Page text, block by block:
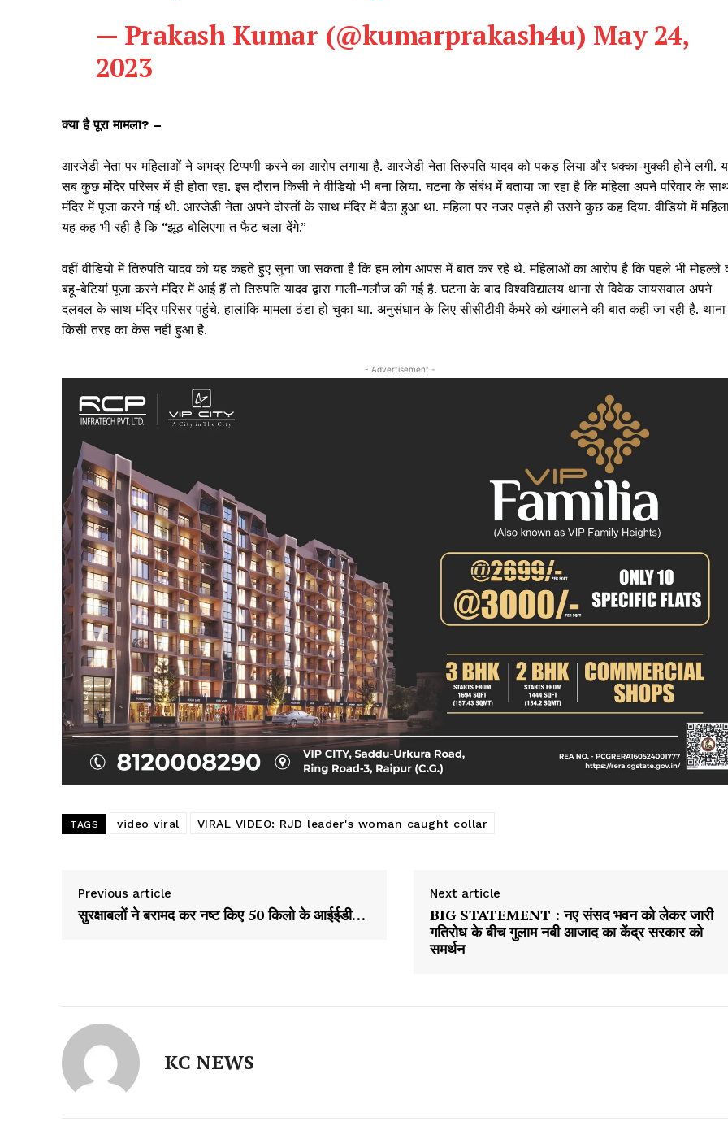
SUBSCRIBE NOW
क्राइम
— Prakash Kumar (@kumarprakash4u) May 24,
2023
क्या है पूरा मामला? –
आरजेडी नेता पर महिलाओं ने अभद्र टिप्पणी करने का आरोप लगाया है. आरजेडी नेता तिरुपति यादव को पकड़ लिया और धक्का-मुक्की होने लगी.
सब कुछ मंदिर परिसर में ही होता रहा. इस दौरान किसी ने वीडियो भी बना लिया. घटना के संबंध में बताया जा रहा है कि महिला अपने परिवार के
मंदिर में पूजा करने गई थी. आरजेडी नेता अपने दोस्तों के साथ मंदिर में बैठा हुआ था. महिला पर नजर पड़ते ही उसने कुछ कह दिया. वीडियो में
यह कह भी रही है कि “झूठ बोलिएगा त फैट चला देंगे.”
वहीं वीडियो में तिरुपति यादव को यह कहते हुए सुना जा सकता है कि हम लोग आपस में बात कर रहे थे. महिलाओं का आरोप है कि पहले भी मोहल्ले
बहू-बेटियां पूजा करने मंदिर में आई हैं तो तिरुपति यादव द्वारा गाली-गलौज की गई है. घटना के बाद विश्वविद्यालय थाना से विवेक जायसवाल अपने
दलबल के साथ मंदिर परिसर पहुंचे. हालांकि मामला ठंडा हो चुका था. अनुसंधान के लिए सीसीटीवी कैमरे को खंगालने की बात कही जा रही है.
किसी तरह का केस नहीं हुआ है.
- Advertisement -
TAGS video viral VIRAL VIDEO: RJD leader's woman caught collar
Previous article
सुरक्षाबलों ने बरामद कर नष्ट किए 50 किलो के आईईडी…
Next article
BIG STATEMENT : नए संसद भवन को लेकर जारी
गतिरोध के बीच गुलाम नबी आजाद का केंद्र सरकार को
समर्थन
KC NEWS